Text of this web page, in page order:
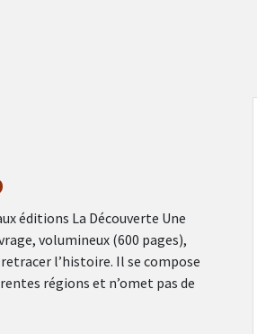
éditions La Découverte Une
volumineux (600 pages),
l’histoire. Il se compose
régions et n’omet pas de